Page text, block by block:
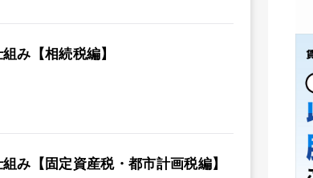
み【相続税編】
み【固定資産税・都市計画税編】